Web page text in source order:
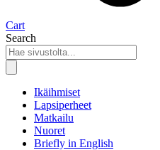
Cart
Search
Ikäihmiset
Lapsiperheet
Matkailu
Nuoret
Briefly in English